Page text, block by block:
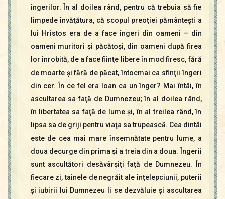
îngerilor. În al doilea rând, pentru că trebuia să fie
limpede învăţătura, că scopul preoţiei pământeşti a
lui Hristos era de a face îngeri din oameni – din
oameni muritori şi păcătoşi, din oameni după firea
lor înrobită, de a face fiinţe libere în mod firesc, fără
de moarte şi fără de păcat, întocmai ca sfinţii îngeri
din cer. În ce fel era Ioan ca un înger? Mai întâi, în
ascultarea sa faţă de Dumnezeu; în al doilea rând,
în libertatea sa faţă de lume şi, în al treilea rând, în
lipsa sa de griji pentru viaţa sa trupească. Cea dintâi
este de cea mai mare însemnătate pentru lume, a
doua decurge din prima şi a treia din a doua. Îngerii
sunt ascultători desăvârşiţi faţă de Dumnezeu. În
fiecare zi, tainele de negrăit ale înţelepciunii, puterii
şi iubirii lui Dumnezeu li se dezvăluie şi ascultarea